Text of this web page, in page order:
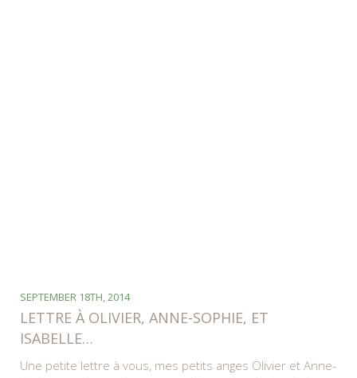
SEPTEMBER 18TH, 2014
LETTRE À OLIVIER, ANNE-SOPHIE, ET
ISABELLE…
Une petite lettre à vous, mes petits anges Olivier et Anne-